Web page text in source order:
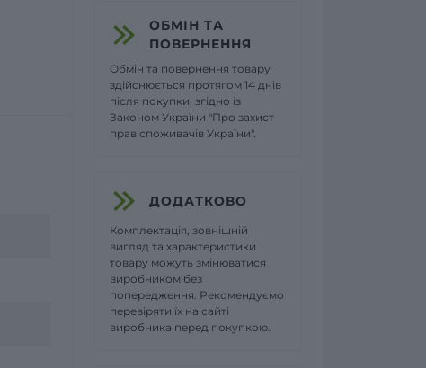
ОБМІН ТА
ПОВЕРНЕННЯ
Обмін та повернення товару
здійснюється протягом 14 днів
після покупки, згідно із
Законом України "Про захист
прав споживачів України".
ДОДАТКОВО
Комплектація, зовнішній
вигляд та характеристики
товару можуть змінюватися
виробником без
попередження. Рекомендуємо
перевіряти їх на сайті
виробника перед покупкою.